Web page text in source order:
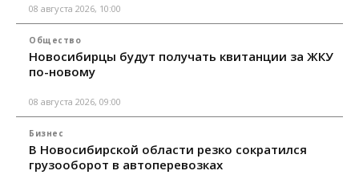
08 августа 2026, 10:00
Общество
Новосибирцы будут получать квитанции за ЖКУ
по-новому
08 августа 2026, 09:00
Бизнес
В Новосибирской области резко сократился
грузооборот в автоперевозках